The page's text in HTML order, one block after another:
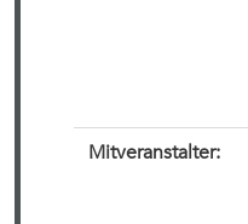
Mitveranstalter: